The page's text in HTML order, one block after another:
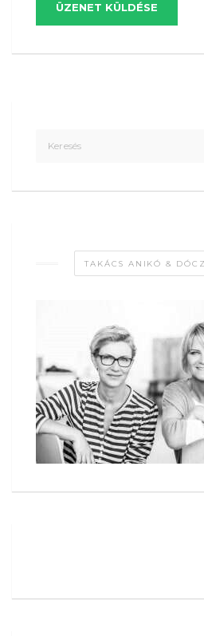
ÜZENET KÜLDÉSE
TAKÁCS ANIKÓ &